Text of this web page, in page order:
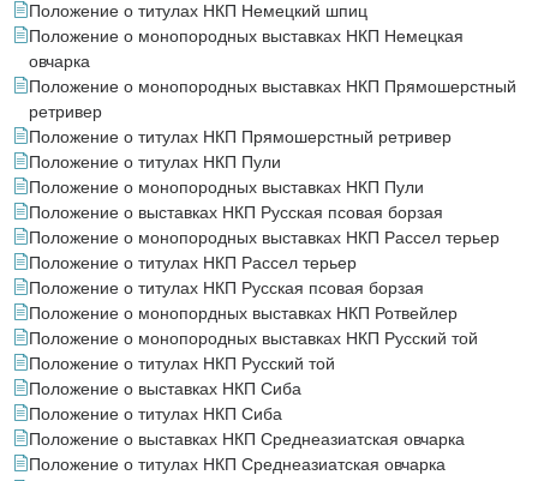
Положение о титулах НКП Немецкий шпиц
Положение о монопородных выставках НКП Немецкая
овчарка
Положение о монопородных выставках НКП Прямошерстный
ретривер
Положение о титулах НКП Прямошерстный ретривер
Положение о титулах НКП Пули
Положение о монопородных выставках НКП Пули
Положение о выставках НКП Русская псовая борзая
Положение о монопородных выставках НКП Рассел терьер
Положение о титулах НКП Рассел терьер
Положение о титулах НКП Русская псовая борзая
Положение о монопордных выставках НКП Ротвейлер
Положение о монопородных выставках НКП Русский той
Положение о титулах НКП Русский той
Положение о выставках НКП Сиба
Положение о титулах НКП Сиба
Положение о выставках НКП Среднеазиатская овчарка
Положение о титулах НКП Среднеазиатская овчарка